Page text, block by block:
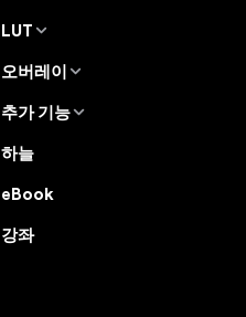
LUT
Luminar Neo LUT
오버레이
텍스처
배경
추가 기능
다른 소프트웨어
하늘
eBook
강좌